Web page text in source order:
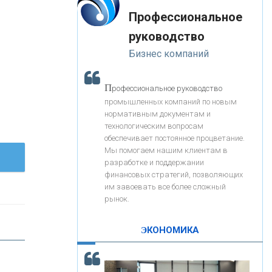
«ЗАПСИБКОМБАНК»
«РОСЕВРОБАНК»
«ПРЕСС-СЛУЖБА ВТБ24»
«АВТОГРАДБАНК»
«ПРОМРЕГИОНБАНК»
ОНАС
КОНТАКТЫ
корость - один из главных трендов в
кредитовании бизнеса - «Интервью»
-- Лучшее, что можно сделать с хорошим советом, это
пропустить его мимо ушей. Он никогда не бывает
полезен никому, кроме того, кто его дал.
-- Люблю давать советы и очень не люблю, когда их
дают мне.
Профессиональное
руководство
Бизнес компаний
Профессиональное руководство
промышленных компаний по новым
нормативным документам и
технологическим вопросам
обеспечивает постоянное процветание.
Мы помогаем нашим клиентам в
разработке и поддержании
финансовых стратегий, позволяющих
им завоевать все более сложный
рынок.
ЭКОНОМИКА